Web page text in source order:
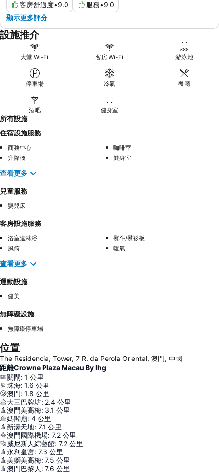
客房舒適度•9.0 服務•9.0
顯示更多評分
設施推介
大堂 Wi-Fi 客房 Wi-Fi 游泳池
停車場 冷氣 餐廳
酒吧 健身室
所有設施
住宿設施服務
商務中心
咖啡室
升降機
健身室
查看更多
兒童服務
嬰兒床
客房設施服務
浴室連淋浴
熨斗/熨衫板
風筒
暖氣
查看更多
運動設施
健美
無障礙設施
無障礙停車場
位置
The Residencia, Tower, 7 R. da Perola Oriental, 澳門, 中國
距離Crowne Plaza Macau By Ihg
關閘: 1 公里
珠海: 1.6 公里
澳門: 1.8 公里
大三巴牌坊: 2.4 公里
澳門美高梅: 3.1 公里
媽閣廟: 4 公里
新濠天地: 7.1 公里
澳門國際機場: 7.2 公里
威尼斯人綜藝館: 7.2 公里
永利皇宮: 7.3 公里
美獅美高梅: 7.5 公里
澳門巴黎人 : 7.6 公里